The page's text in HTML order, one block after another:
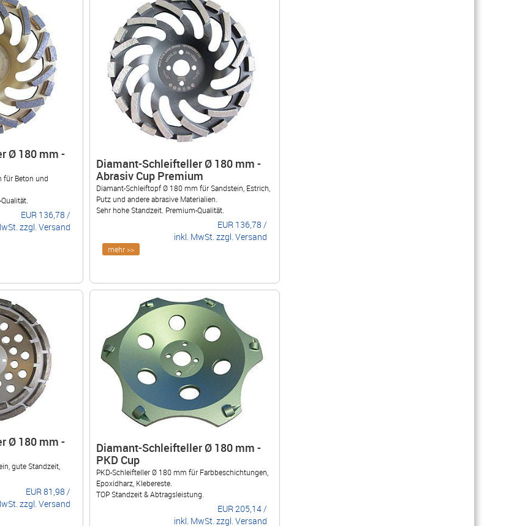
Ø 180 mm -
für Beton und
EUR 136,78 /
zzgl. Versand
Diamant-Schleifteller Ø 180 mm -
Abrasiv Cup Premium
Diamant-Schleiftopf Ø 180 mm für Sandstein, Estrich,
Putz und andere abrasive Materialien.
Sehr hohe Standzeit. Premium-Qualität.
EUR 136,78 /
inkl. MwSt. zzgl. Versand
mehr >>
Ø 180 mm -
gute Standzeit,
EUR81,98 /
zzgl. Versand
Diamant-Schleifteller Ø 180 mm -
PKD Cup
PKD-Schleifteller Ø 180 mm für Farbbeschichtungen,
Epoxidharz, Klebereste.
TOP Standzeit & Abtragsleistung.
EUR205,14/
inkl. MwSt. zzgl. Versand